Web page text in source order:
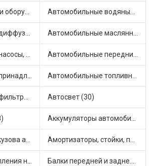
Автоинструмент и оборудование (7) Автомобильные водяные насосы (14)
Автомобильные диффузоры и вентиляторы (4) Автомобильные маслянные насосы (7)
Автомобильные насосы, компрессоры и манометры (1) Автомобильные передние фары (10)
Автомобильные принадлежности и аксессуары (4) Автомобильные топливные насосы (16)
Автомобильные фильтры (1) Автосвет (30)
Аккумуляторы автомобильные (2)
Аксессуары для кузова автомобиля (1) Амортизаторы, стойки, подушки стоек (36)
Багажники и крепления на крышу (1) Балки передней и задней подвески (4)